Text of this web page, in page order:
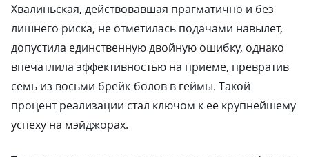
Хвалиньская, действовавшая прагматично и без
лишнего риска, не отметилась подачами навылет,
допустила единственную двойную ошибку, однако
впечатлила эффективностью на приеме, превратив
семь из восьми брейк-болов в геймы. Такой
процент реализации стал ключом к ее крупнейшему
успеху на мэйджорах.